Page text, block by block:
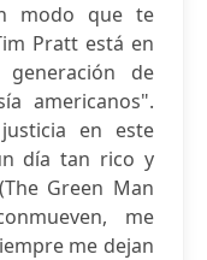
modo que te
Pratt está en
de
americanos".
en este
día tan rico y
Green Man
me
me dejan